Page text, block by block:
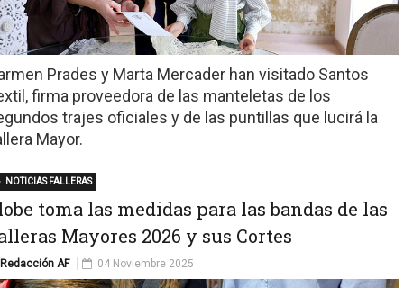
Prades y Marta Mercader han visitado Santos
firma proveedora de las manteletas de los
trajes oficiales y de las puntillas que lucirá la
Mayor.
toma las medidas para las bandas de las
Mayores 2026 y sus Cortes
Redacción AF
NOTICIAS FALLERAS
04 Noviembre 2025